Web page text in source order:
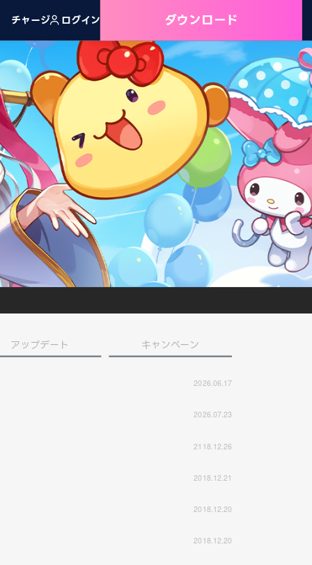
チャージ ログイン ダウンロード
アップデート キャンペーン
2026.06.17
2026.07.23
2118.12.26
2018.12.21
2018.12.20
2018.12.20